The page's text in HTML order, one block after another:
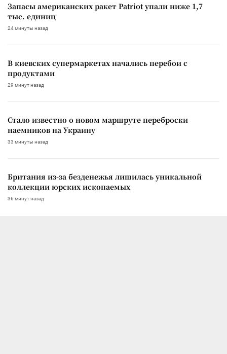
Запасы американских ракет Patriot упали ниже 1,7
тыс. единиц
24 минуты назад
В киевских супермаркетах начались перебои с
продуктами
29 минут назад
Стало известно о новом маршруте переброски
наемников на Украину
33 минуты назад
Британия из-за безденежья лишилась уникальной
коллекции юрских ископаемых
36 минут назад